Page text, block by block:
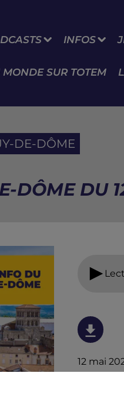
INFOS
SUR TOTEM
DE-DÔME
DÔME DU
12 mai